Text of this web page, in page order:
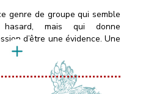
genre de groupe qui semble
mais qui donne
d’être une évidence. Une
les membres viennent de
chacun portant dans
une histoire, une couleur
c’est une passion commune